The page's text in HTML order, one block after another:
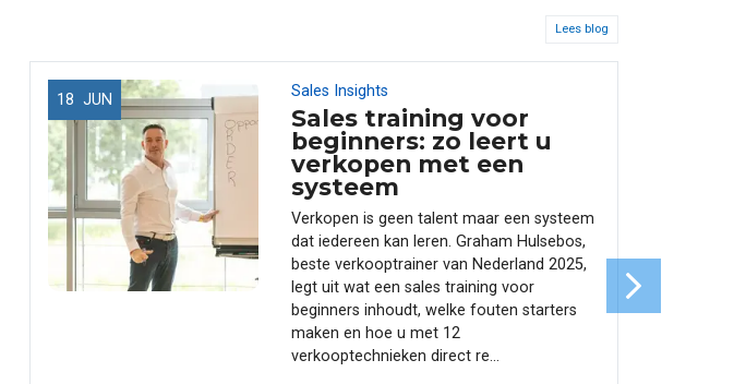
Lees blog
18 JUN Sales Insights
Sales training voor
beginners: zo leert u
verkopen met een
systeem
Verkopen is geen talent maar een systeem
dat iedereen kan leren. Graham Hulsebos,
beste verkooptrainer van Nederland 2025,
legt uit wat een sales training voor
beginners inhoudt, welke fouten starters
maken en hoe u met 12
verkooptechnieken direct re...